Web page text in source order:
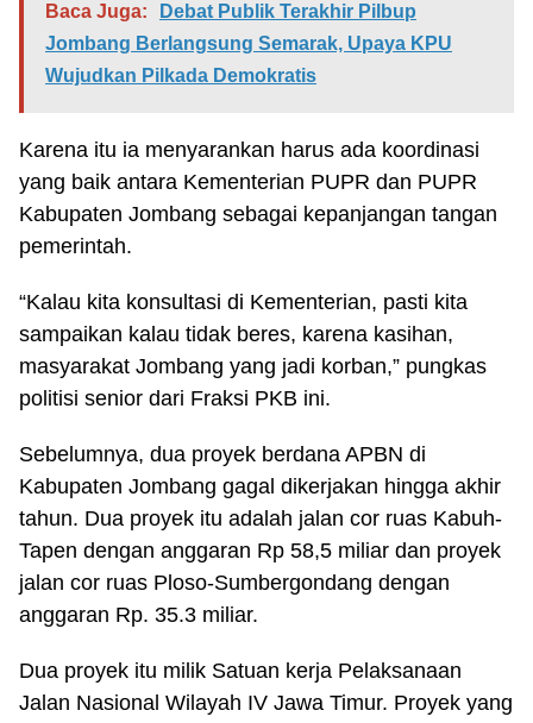
Baca Juga:
Debat Publik Terakhir Pilbup
Jombang Berlangsung Semarak, Upaya KPU
Wujudkan Pilkada Demokratis
Karena itu ia menyarankan harus ada koordinasi
yang baik antara Kementerian PUPR dan PUPR
Kabupaten Jombang sebagai kepanjangan tangan
pemerintah.
“Kalau kita konsultasi di Kementerian, pasti kita
sampaikan kalau tidak beres, karena kasihan,
masyarakat Jombang yang jadi korban,” pungkas
politisi senior dari Fraksi PKB ini.
Sebelumnya, dua proyek berdana APBN di
Kabupaten Jombang gagal dikerjakan hingga akhir
tahun. Dua proyek itu adalah jalan cor ruas Kabuh-
Tapen dengan anggaran Rp 58,5 miliar dan proyek
jalan cor ruas Ploso-Sumbergondang dengan
anggaran Rp. 35.3 miliar.
Dua proyek itu milik Satuan kerja Pelaksanaan
Jalan Nasional Wilayah IV Jawa Timur. Proyek yang